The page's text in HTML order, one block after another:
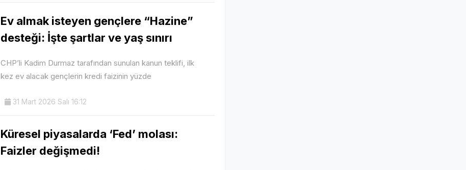
Ev almak isteyen gençlere “Hazine”
desteği: İşte şartlar ve yaş sınırı
CHP’li Kadim Durmaz tarafından sunulan kanun teklifi, ilk
kez ev alacak gençlerin kredi faizinin yüzde
31 Mart 2026 Salı 16:12
Küresel piyasalarda ‘Fed’ molası:
Faizler değişmedi!